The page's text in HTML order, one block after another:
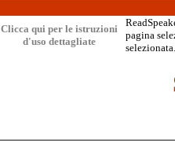
Clicca qui per le istruzioni
d'uso dettagliate
pagina